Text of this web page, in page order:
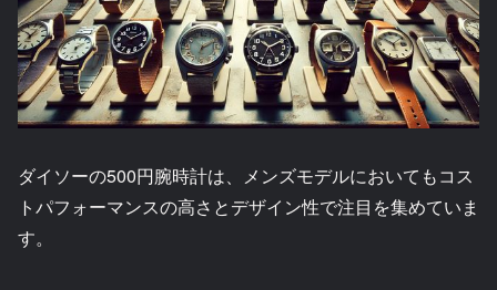
ダイソーの500円腕時計は、メンズモデルにおいてもコス
トパフォーマンスの高さとデザイン性で注目を集めていま
す。